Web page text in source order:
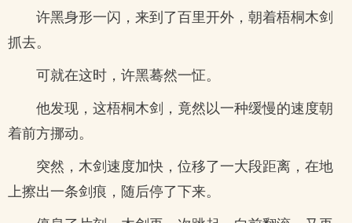
许黑身形一闪，来到了百里开外，朝着梧桐木剑
抓去。
可就在这时，许黑蓦然一怔。
他发现，这梧桐木剑，竟然以一种缓慢的速度朝
着前方挪动。
突然，木剑速度加快，位移了一大段距离，在地
上擦出一条剑痕，随后停了下来。